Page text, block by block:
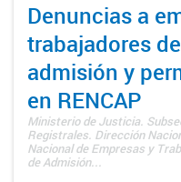
Denuncias a
trabajadores
admisión y
en RENCAP
Ministerio de Justicia.
Registrales. Dirección
Nacional de Empresas y
de Admisión...